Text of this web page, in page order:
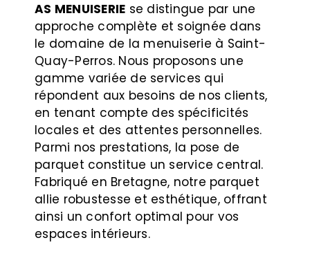
AS MENUISERIE se distingue par une
approche complète et soignée dans
le domaine de la menuiserie à Saint-
Quay-Perros. Nous proposons une
gamme variée de services qui
répondent aux besoins de nos clients,
en tenant compte des spécificités
locales et des attentes personnelles.
Parmi nos prestations, la pose de
parquet constitue un service central.
Fabriqué en Bretagne, notre parquet
allie robustesse et esthétique, offrant
ainsi un confort optimal pour vos
espaces intérieurs.